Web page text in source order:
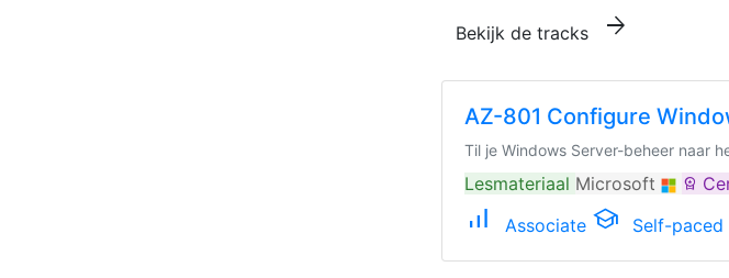
Bekijk de tracks arrow_forward
AZ-801 Configure
Til je Windows Server-beheer naar
Lesmateriaal Microsoft workspace_premium
signal_cellular_alt Associate school Self-paced